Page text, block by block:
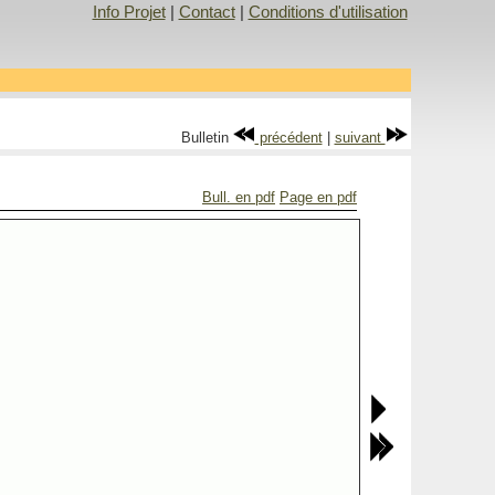
Info Projet| Contact| Conditions d'utilisation
Bulletin précédent| suivant
Bull. en pdf Page en pdf